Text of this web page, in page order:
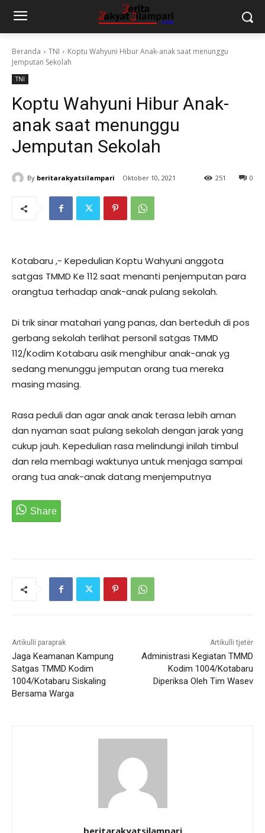
Beranda TNI
Koptu Wahyuni Hibur Anak-anak saat menunggu
Jemputan Sekolah
TNI
Koptu Wahyuni Hibur Anak-
anak saat menunggu
Jemputan Sekolah
By beritarakyatsilampari Oktober 10, 2021 0
251
Kotabaru ,- Kepedulian Koptu Wahyuni anggota
satgas TMMD Ke 112 saat menanti penjemputan para
orangtua terhadap anak-anak pulang sekolah.
Di trik sinar matahari yang panas, dan berteduh di pos
gerbang sekolah terlihat personil satgas TMMD
112/Kodim Kotabaru asik menghibur anak-anak yg
sedang menunggu jemputan orang tua mereka
masing masing.
Rasa peduli dan agar anak anak terasa lebih aman
dan nyaman saat pulang sekolah dengan jarak yang
cukup jauh. Kepedulian rasa melindungi inilah timbul
dan rela membagi waktunya untuk menjaga sampai
orang tua anak-anak datang menjemputnya
Artikulli paraprak
Jaga Keamanan Kampung
Satgas TMMD Kodim
1004/Kotabaru Siskaling
Bersama Warga
Artikulli tjetër
Administrasi Kegiatan TMMD
Kodim 1004/Kotabaru
Diperiksa Oleh Tim Wasev